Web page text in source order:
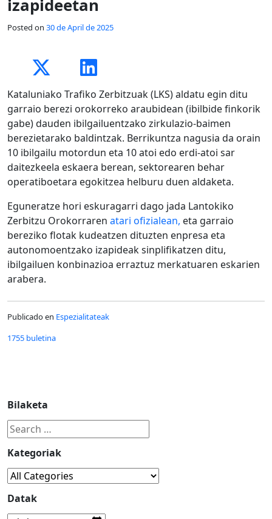
izapideetan
Posted on 30 de April de 2025
Kataluniako Trafiko Zerbitzuak (LKS) aldatu egin ditu
garraio berezi orokorreko araubidean (ibilbide finkorik
gabe) dauden ibilgailuentzako zirkulazio-baimen
berezietarako baldintzak. Berrikuntza nagusia da orain
10 ibilgailu motordun eta 10 atoi edo erdi-atoi sar
daitezkeela eskaera berean, sektorearen behar
operatiboetara egokitzea helburu duen aldaketa.
Eguneratze hori eskuragarri dago jada Lantokiko
Zerbitzu Orokorraren atari ofizialean, eta garraio
bereziko flotak kudeatzen dituzten enpresa eta
autonomoentzako izapideak sinplifikatzen ditu,
ibilgailuen konbinazioa erraztuz merkatuaren eskarien
arabera.
Publicado en Espezialitateak
1755 buletina
Bilaketa
Kategoriak
Datak